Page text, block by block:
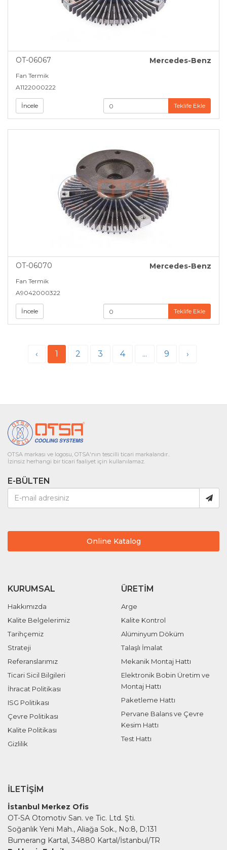
OT-06067 Mercedes-Benz
Fan Termik
A1122000222
İncele Teklife Ekle
OT-06070 Mercedes-Benz
Fan Termik
A9042000322
İncele Teklife Ekle
‹ 1 2 3 4 ... 9 ›
OTSA markası ve logosu, OTSA'nın tescilli ticari markalarıdır..
İzinsiz herhangi bir ticari faaliyet için kullanılamaz.
E-BÜLTEN
Online Katalog
KURUMSAL
Hakkımızda
Kalite Belgelerimiz
Tarihçemiz
Strateji
Referanslarımız
Ticari Sicil Bilgileri
İhracat Politikası
ISG Politikası
Çevre Politikası
Kalite Politikası
Gizlilik
ÜRETIM
Arge
Kalite Kontrol
Alüminyum Döküm
Talaşlı İmalat
Mekanik Montaj Hattı
Elektronik Bobin Üretim ve
Montaj Hattı
Paketleme Hattı
Pervane Balans ve Çevre
Kesim Hattı
Test Hattı
İLETIŞIM
İstanbul Merkez Ofis
OT-SA Otomotiv San. ve Tic. Ltd. Şti.
Soğanlık Yeni Mah., Aliağa Sok., No:8, D:131
Bumerang Kartal, 34880 Kartal/İstanbul/TR